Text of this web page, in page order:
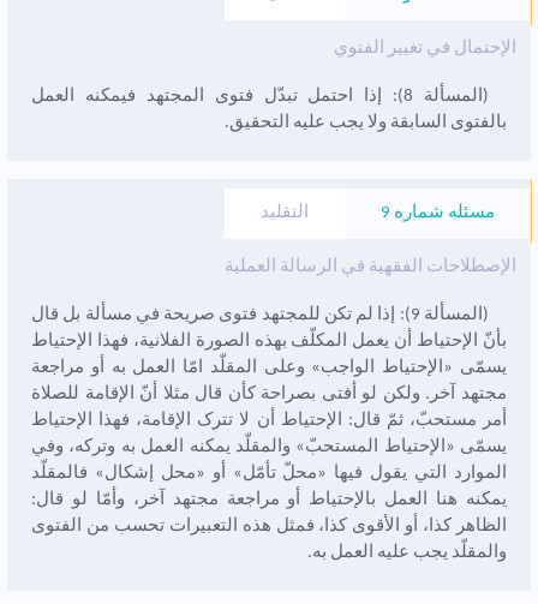
الإحتمال في تغيير الفتوي
(المسألة 8): إذا احتمل تبدّل فتوى المجتهد فيمکنه العمل
بالفتوى السابقة ولا يجب عليه التحقيق.
مسئله شماره 9 التقليد
الإصطلاحات الفقهية في الرسالة العملية
(المسألة 9): إذا لم تکن للمجتهد فتوى صريحة في مسألة بل قال
بأنّ الإحتياط أن يعمل المکلّف بهذه الصورة الفلانية، فهذا الإحتياط
يسمّى «الإحتياط الواجب» وعلى المقلّد امّا العمل به أو مراجعة
مجتهد آخر. ولکن لو أفتى بصراحة کأن قال مثلا أنّ الإقامة للصلاة
أمر مستحبّ، ثمّ قال: الإحتياط أن لا تترک الإقامة، فهذا الإحتياط
يسمّى «الإحتياط المستحبّ» والمقلّد يمکنه العمل به وترکه، وفي
الموارد التي يقول فيها «محلّ تأمّل» أو «محل إشکال» فالمقلّد
يمکنه هنا العمل بالإحتياط أو مراجعة مجتهد آخر، وأمّا لو قال:
الظاهر کذا، أو الأقوى کذا، فمثل هذه التعبيرات تحسب من الفتوى
والمقلّد يجب عليه العمل به.